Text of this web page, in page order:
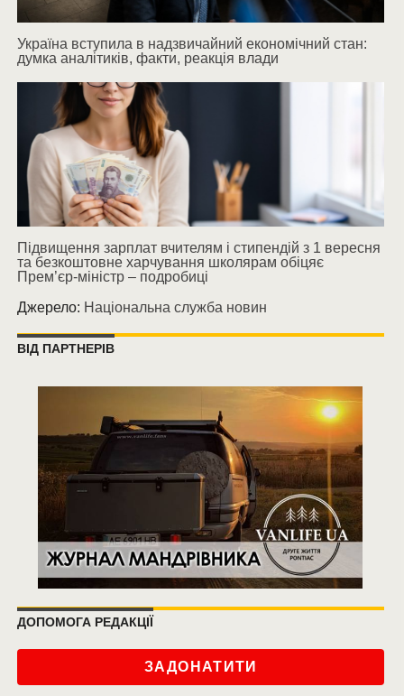
Україна вступила в надзвичайний економічний стан:
думка аналітиків, факти, реакція влади
Підвищення зарплат вчителям і стипендій з 1 вересня
та безкоштовне харчування школярам обіцяє
Прем’єр-міністр – подробиці
Джерело: Національна служба новин
ВІД ПАРТНЕРІВ
ДОПОМОГА РЕДАКЦІЇ
ЗАДОНАТИТИ